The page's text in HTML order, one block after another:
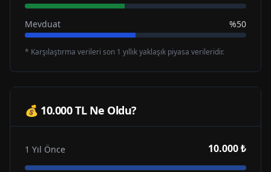
Mevduat %50
* Karşılaştırma verileri son 1 yıllık yaklaşık piyasa verileridir.
💰 10.000 TL Ne Oldu?
1 Yıl Önce 10.000 ₺